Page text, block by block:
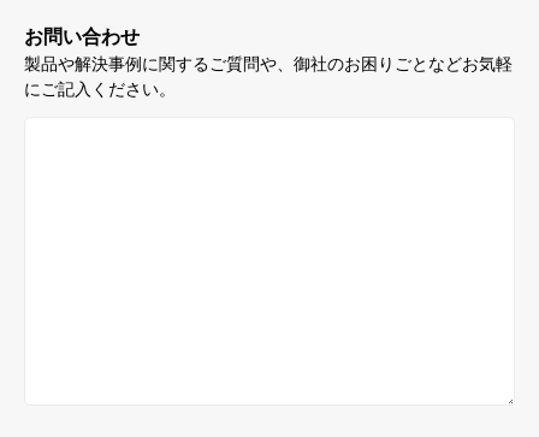
お問い合わせ
製品や解決事例に関するご質問や、御社のお困りごとなどお気軽
にご記入ください。